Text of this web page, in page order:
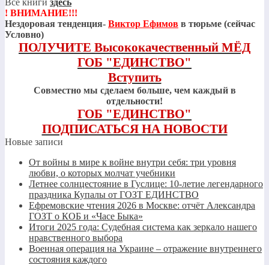
! ВНИМАНИЕ!!!
Нездоровая тенденция- Виктор Ефимов в тюрьме (сейчас
Условно)
ПОЛУЧИТЕ Высококачественный МЁД
ГОБ "ЕДИНСТВО"
Вступить
Совместно мы сделаем больше, чем каждый в
отдельности!
ГОБ "ЕДИНСТВО"
ПОДПИСАТЬСЯ НА НОВОСТИ
Новые записи
От войны в мире к войне внутри себя: три уровня
любви, о которых молчат учебники
Летнее солнцестояние в Гуслице: 10-летие легендарного
праздника Купалы от ГОЗТ ЕДИНСТВО
Ефремовские чтения 2026 в Москве: отчёт Александра
ГОЗТ о КОБ и «Часе Быка»
Итоги 2025 года: Судебная система как зеркало нашего
нравственного выбора
Военная операция на Украине – отражение внутреннего
состояния каждого